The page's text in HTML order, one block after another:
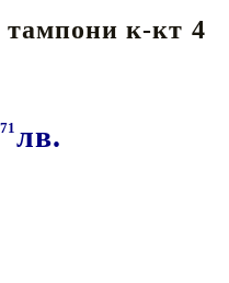
к-кт 4
71лв.